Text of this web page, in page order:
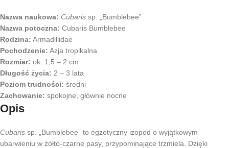
Nazwa naukowa: Cubaris sp. „Bumblebee”
Nazwa potoczna: Cubaris Bumblebee
Rodzina: Armadillidae
Pochodzenie: Azja tropikalna
Rozmiar: ok. 1,5 – 2 cm
Długość życia: 2 – 3 lata
Poziom trudności: średni
Zachowanie: spokojne, głównie nocne
Opis
Cubaris sp. „Bumblebee” to egzotyczny izopod o wyjątkowym
ubarwieniu w żółto-czarne pasy, przypominające trzmiela. Dzięki